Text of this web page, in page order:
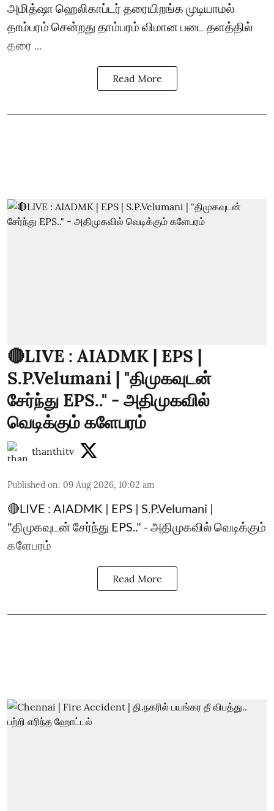
அமித்ஷா ஹெலிகாப்டர் தரையிறங்க முடியாமல்
தாம்பரம் சென்றது தாம்பரம் விமான படை தளத்தில்
தரை ...
Read More
🔴LIVE : AIADMK | EPS |
S.P.Velumani | "திமுகவுடன்
சேர்ந்து EPS.." - அதிமுகவில்
வெடிக்கும் களேபரம்
thanthitv
Published on: 09 Aug 2026, 10:02 am
🔴LIVE : AIADMK | EPS | S.P.Velumani |
"திமுகவுடன் சேர்ந்து EPS.." - அதிமுகவில் வெடிக்கும்
களேபரம்
Read More